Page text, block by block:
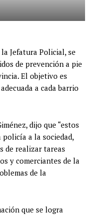
Jefatura Policial, se
de prevención a pie
El objetivo es
a cada barrio
dijo que “estos
a la sociedad,
de realizar tareas
y comerciantes de la
de la
que se logra